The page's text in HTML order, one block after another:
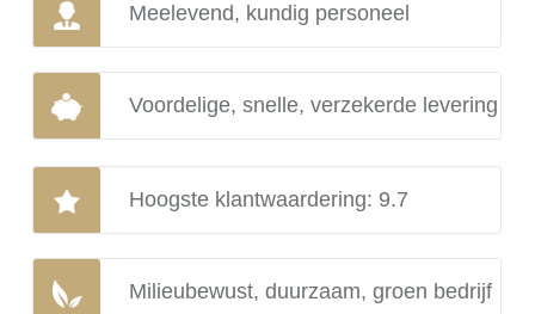
Meelevend, kundig personeel
Voordelige, snelle, verzekerde levering
Hoogste klantwaardering: 9.7
Milieubewust, duurzaam, groen bedrijf